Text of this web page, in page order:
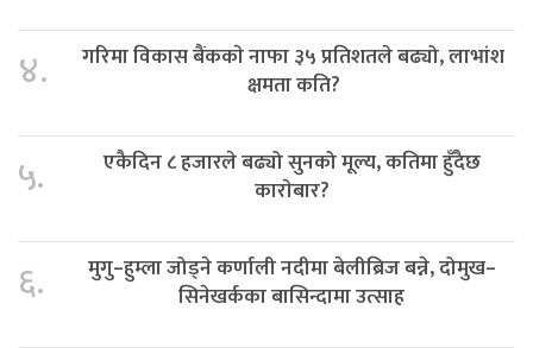
४.
गरिमा विकास बैंककाे नाफा ३५ प्रतिशतले बढ्यो, लाभांश
क्षमता कति?
५.
एकैदिन ८ हजारले बढ्यो सुनको मूल्य, कतिमा हुँदैछ
काराेबार?
६.
मुगु–हुम्ला जोड्ने कर्णाली नदीमा बेलीब्रिज बन्ने, दोमुख–
सिनेखर्कका बासिन्दामा उत्साह